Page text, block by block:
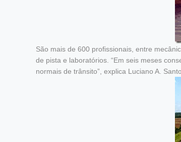
São mais de 600 profissionais, entre
de pista e laboratórios. “Em seis meses
normais de trânsito”, explica Luciano A.